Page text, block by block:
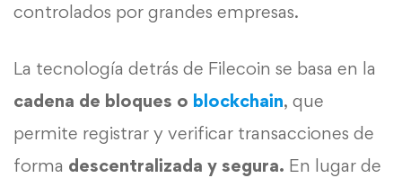
controlados por grandes empresas.
La tecnología detrás de Filecoin se basa en la
cadena de bloques o blockchain, que
permite registrar y verificar transacciones de
forma descentralizada y segura. En lugar de